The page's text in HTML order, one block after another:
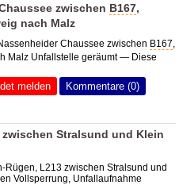
zwischen B167,
nach Malz
Chaussee zwischen B167,
Malz Unfallstelle geräumt — Diese
melden Kommentare (0)
zwischen Stralsund und Klein
Rügen, L213 zwischen Stralsund und
Vollsperrung, Unfallaufnahme